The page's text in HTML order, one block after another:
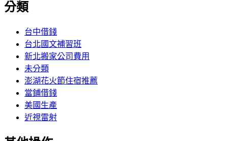
分類
台中借錢
台北國文補習班
新北搬家公司費用
未分類
澎湖花火節住宿推薦
當鋪借錢
美國生產
近視雷射